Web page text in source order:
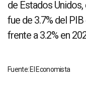
de Estados
fue de 3.7% del
frente a 3.2% en
Fuente: El Economista